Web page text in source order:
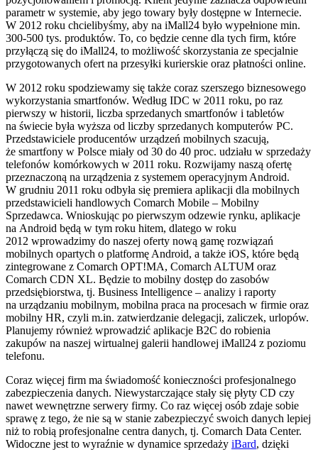
parametr w systemie, aby jego towary były dostępne w Internecie.
W 2012 roku chcielibyśmy, aby na iMall24 było wypełnione min.
300-500 tys. produktów. To, co będzie cenne dla tych firm, które
przyłączą się do iMall24, to możliwość skorzystania ze specjalnie
przygotowanych ofert na przesyłki kurierskie oraz płatności online.
W 2012 roku spodziewamy się także coraz szerszego biznesowego
wykorzystania smartfonów. Według IDC w 2011 roku, po raz
pierwszy w historii, liczba sprzedanych smartfonów i tabletów
na świecie była wyższa od liczby sprzedanych komputerów PC.
Przedstawiciele producentów urządzeń mobilnych szacują,
że smartfony w Polsce miały od 30 do 40 proc. udziału w sprzedaży
telefonów komórkowych w 2011 roku. Rozwijamy naszą ofertę
przeznaczoną na urządzenia z systemem operacyjnym Android.
W grudniu 2011 roku odbyła się premiera aplikacji dla mobilnych
przedstawicieli handlowych Comarch Mobile – Mobilny
Sprzedawca. Wnioskując po pierwszym odzewie rynku, aplikacje
na Android będą w tym roku hitem, dlatego w roku
2012 wprowadzimy do naszej oferty nową gamę rozwiązań
mobilnych opartych o platformę Android, a także iOS, które będą
zintegrowane z Comarch OPT!MA, Comarch ALTUM oraz
Comarch CDN XL. Będzie to mobilny dostęp do zasobów
przedsiębiorstwa, tj. Business Intelligence – analizy i raporty
na urządzaniu mobilnym, mobilna praca na procesach w firmie oraz
mobilny HR, czyli m.in. zatwierdzanie delegacji, zaliczek, urlopów.
Planujemy również wprowadzić aplikacje B2C do robienia
zakupów na naszej wirtualnej galerii handlowej iMall24 z poziomu
telefonu.
Coraz więcej firm ma świadomość konieczności profesjonalnego
zabezpieczenia danych. Niewystarczające stały się płyty CD czy
nawet wewnętrzne serwery firmy. Co raz więcej osób zdaje sobie
sprawę z tego, że nie są w stanie zabezpieczyć swoich danych lepiej
niż to robią profesjonalne centra danych, tj. Comarch Data Center.
Widoczne jest to wyraźnie w dynamice sprzedaży iBard, dzięki